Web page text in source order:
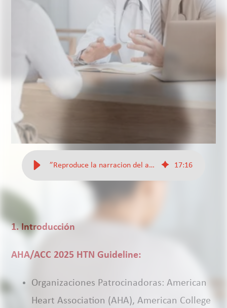
”Reproduce la narracion del articulo” 17:16
1. Introducción
AHA/ACC 2025 HTN Guideline:
Organizaciones Patrocinadoras: American
Heart Association (AHA), American College